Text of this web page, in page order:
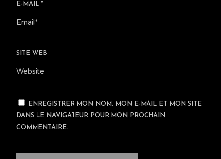
E-MAIL *
SITE WEB
ENREGISTRER MON NOM, MON E-MAIL ET MON SITE
DANS LE NAVIGATEUR POUR MON PROCHAIN
COMMENTAIRE.